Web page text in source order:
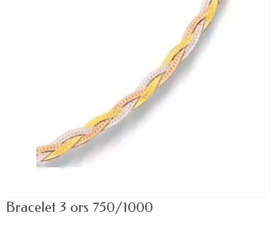
Bracelet 3 ors 750/1000